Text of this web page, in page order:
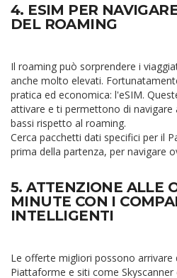
4. ESIM PER
DEL ROAMING
Il roaming può sorprendere i
anche molto elevati.
pratica ed economica: l'eSIM.
attivare e ti permettono di
bassi rispetto al roaming.
Cerca pacchetti dati specifici per il
prima della partenza, per navigare
5. ATTENZIONE ALLE
MINUTE CON I
INTELLIGENTI
Le offerte migliori possono
Piattaforme e siti come